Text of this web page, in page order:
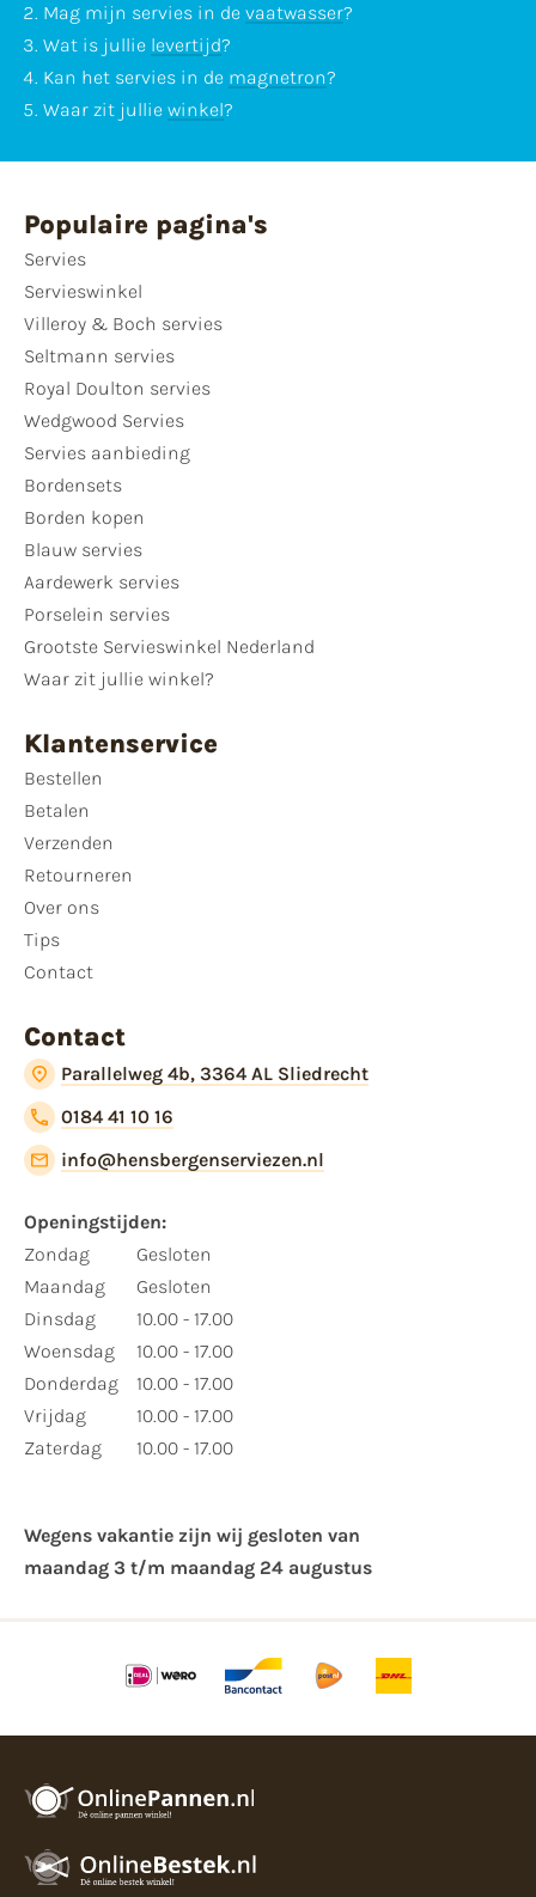
Mag mijn servies in de vaatwasser?
Wat is jullie levertijd?
Kan het servies in de magnetron?
Waar zit jullie winkel?
Populaire pagina's
Servies
Servieswinkel
Villeroy & Boch servies
Seltmann servies
Royal Doulton servies
Wedgwood Servies
Servies aanbieding
Bordensets
Borden kopen
Blauw servies
Aardewerk servies
Porselein servies
Grootste Servieswinkel Nederland
Waar zit jullie winkel?
Klantenservice
Bestellen
Betalen
Verzenden
Retourneren
Over ons
Tips
Contact
Contact
Parallelweg 4b, 3364 AL Sliedrecht
0184 41 10 16
info@hensbergenserviezen.nl
Openingstijden:
Zondag
Maandag
Dinsdag
Woensdag
Donderdag
Vrijdag
Zaterdag
Gesloten
Gesloten
10.00 - 17.00
10.00 - 17.00
10.00 - 17.00
10.00 - 17.00
10.00 - 17.00
Wegens vakantie zijn wij gesloten van ​
maandag 3 t/m maandag 24 augustus